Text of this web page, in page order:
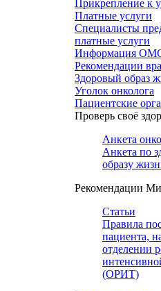
Прикрепление к
Платные услуги
Специалисты
платные услуги
Информация
Рекомендации
Здоровый образ
Уголок онколога
Пациентские
Проверь своё
Анкета
Анкета по
образу
Рекомендации
Статьи
Правила
пациента,
отделении
(ОРИТ)